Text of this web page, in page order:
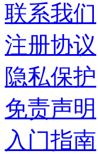
联系我们
注册协议
隐私保护
免责声明
入门指南